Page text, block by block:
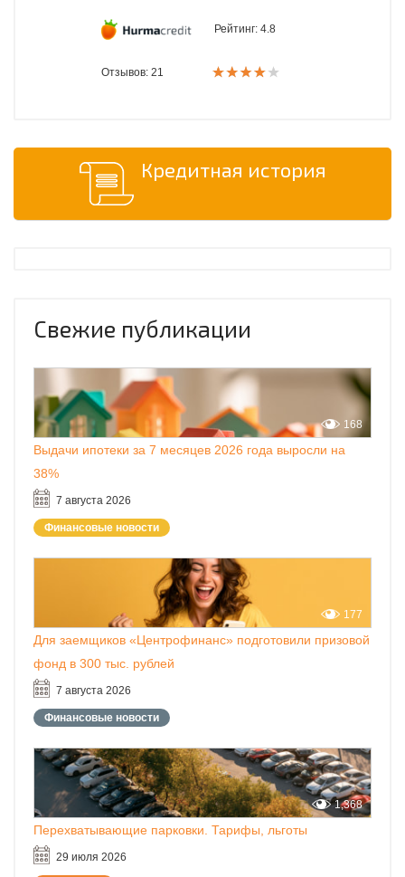
Рейтинг: 4.8
Отзывов: 21
Кредитная история
Свежие публикации
Выдачи ипотеки за 7 месяцев 2026 года выросли на
38%
7 августа 2026
168
Финансовые новости
Для заемщиков «Центрофинанс» подготовили призовой
фонд в 300 тыс. рублей
7 августа 2026
177
Финансовые новости
Перехватывающие парковки. Тарифы, льготы
29 июля 2026
1,368